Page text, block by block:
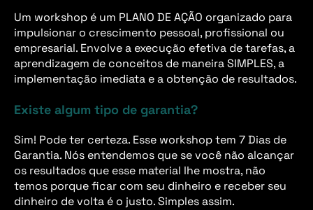
Um workshop é um PLANO DE AÇÃO organizado para
impulsionar o crescimento pessoal, profissional ou
empresarial. Envolve a execução efetiva de tarefas, a
aprendizagem de conceitos de maneira SIMPLES, a
implementação imediata e a obtenção de resultados.
Existe algum tipo de garantia?
Sim! Pode ter certeza. Esse workshop tem 7 Dias de
Garantia. Nós entendemos que se você não alcançar
os resultados que esse material lhe mostra, não
temos porque ficar com seu dinheiro e receber seu
dinheiro de volta é o justo. Simples assim.